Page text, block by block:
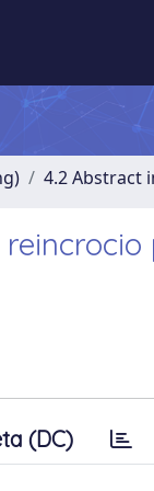
4.2 Abstract
(DC)